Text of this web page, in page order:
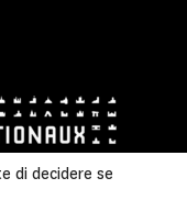
di decidere se